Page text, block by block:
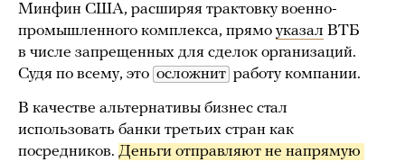
Минфин США, расширяя трактовку военно-
промышленного комплекса, прямо указал ВТБ
в числе запрещенных для сделок организаций.
Судя по всему, это осложнит работу компании.
В качестве альтернативы бизнес стал
использовать банки третьих стран как
посредников. Деньги отправляют не напрямую